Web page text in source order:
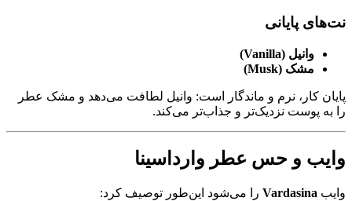
نت‌های پایانی
وانیل (Vanilla)
مشک (Musk)
پایان کار، نرم و ماندگار است: وانیل لطافت می‌دهد و مشک عطر
را به پوست نزدیک‌تر و جذاب‌تر می‌کند.
وایب و حس عطر وارداسینا
وایب Vardasina را می‌شود این‌طور توصیف کرد: